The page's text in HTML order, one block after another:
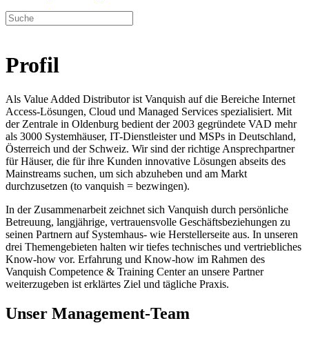
Profil
Als Value Added Distributor ist Vanquish auf die Bereiche Internet
Access-Lösungen, Cloud und Managed Services spezialisiert. Mit
der Zentrale in Oldenburg bedient der 2003 gegründete VAD mehr
als 3000 Systemhäuser, IT-Dienstleister und MSPs in Deutschland,
Österreich und der Schweiz. Wir sind der richtige Ansprechpartner
für Häuser, die für ihre Kunden innovative Lösungen abseits des
Mainstreams suchen, um sich abzuheben und am Markt
durchzusetzen (to vanquish = bezwingen).
In der Zusammenarbeit zeichnet sich Vanquish durch persönliche
Betreuung, langjährige, vertrauensvolle Geschäftsbeziehungen zu
seinen Partnern auf Systemhaus- wie Herstellerseite aus. In unseren
drei Themengebieten halten wir tiefes technisches und vertriebliches
Know-how vor. Erfahrung und Know-how im Rahmen des
Vanquish Competence & Training Center an unsere Partner
weiterzugeben ist erklärtes Ziel und tägliche Praxis.
Unser Management-Team